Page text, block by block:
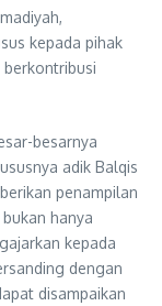
kepada pihak
besarnya
adik Balqis
penampilan
hanya
kepada
dengan
disampaikan